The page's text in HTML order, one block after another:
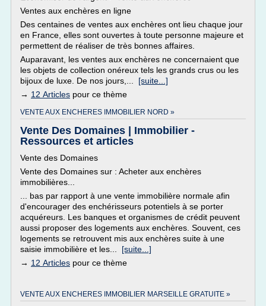
Ventes aux enchères en ligne
Des centaines de ventes aux enchères ont lieu chaque jour
en France, elles sont ouvertes à toute personne majeure et
permettent de réaliser de très bonnes affaires.
Auparavant, les ventes aux enchères ne concernaient que
les objets de collection onéreux tels les grands crus ou les
bijoux de luxe. De nos jours,... [suite...]
→ 12 Articles pour ce thème
VENTE AUX ENCHERES IMMOBILIER NORD »
Vente Des Domaines | Immobilier -
Ressources et articles
Vente des Domaines
Vente des Domaines sur : Acheter aux enchères
immobilières...
... bas par rapport à une vente immobilière normale afin
d'encourager des enchérisseurs potentiels à se porter
acquéreurs. Les banques et organismes de crédit peuvent
aussi proposer des logements aux enchères. Souvent, ces
logements se retrouvent mis aux enchères suite à une
saisie immobilière et les... [suite...]
→ 12 Articles pour ce thème
VENTE AUX ENCHERES IMMOBILIER MARSEILLE GRATUITE »